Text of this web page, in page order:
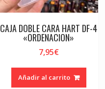
CAJA DOBLE CARA HART DF-4
«ORDENACION»
7,95€
Añadir al carrito